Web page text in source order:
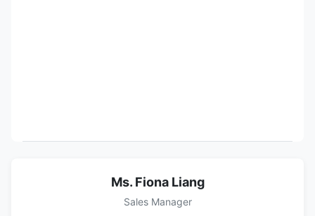
Ms. Fiona Liang
Sales Manager